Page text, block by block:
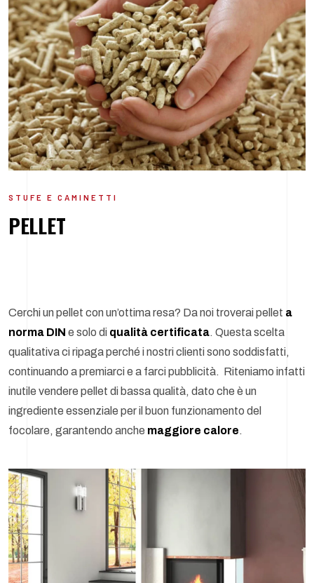
STUFE E CAMINETTI
PELLET
Cerchi un pellet con un’ottima resa? Da noi troverai pellet a
norma DIN e solo di qualità certificata. Questa scelta
qualitativa ci ripaga perché i nostri clienti sono soddisfatti,
continuando a premiarci e a farci pubblicità. Riteniamo infatti
inutile vendere pellet di bassa qualità, dato che è un
ingrediente essenziale per il buon funzionamento del
focolare, garantendo anche maggiore calore.